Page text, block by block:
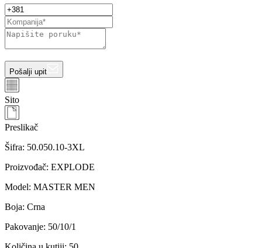
Pošalji upit
Sito
Preslikač
Šifra: 50.050.10-3XL
Proizvođač: EXPLODE
Model: MASTER MEN
Boja: Crna
Pakovanje: 50/10/1